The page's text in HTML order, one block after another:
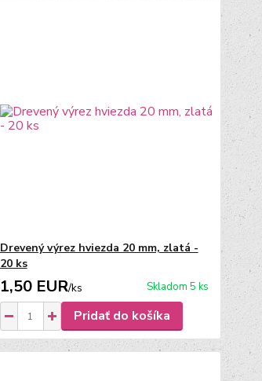
Drevený výrez hviezda 20 mm, zlatá -
20 ks
1,50 EUR/ks Skladom 5 ks
Pridať do košíka